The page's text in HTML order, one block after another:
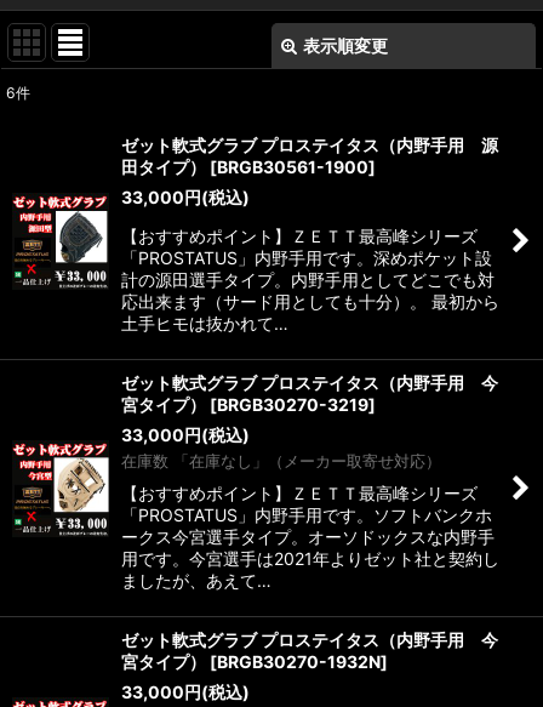
表示順変更
絞り込む
6件
ゼット軟式グラブ プロステイタス（内野手用 源
田タイプ）
[BRGB30561-1900]
33,000円(税込)
【おすすめポイント】ＺＥＴＴ最高峰シリーズ
「PROSTATUS」内野手用です。深めポケット設
計の源田選手タイプ。内野手用としてどこでも対
応出来ます（サード用としても十分）。 最初から
土手ヒモは抜かれて…
ゼット軟式グラブ プロステイタス（内野手用 今
宮タイプ）
[BRGB30270-3219]
33,000円(税込)
在庫数 「在庫なし」（メーカー取寄せ対応）
【おすすめポイント】ＺＥＴＴ最高峰シリーズ
「PROSTATUS」内野手用です。ソフトバンクホ
ークス今宮選手タイプ。オーソドックスな内野手
用です。今宮選手は2021年よりゼット社と契約し
ましたが、あえて…
ゼット軟式グラブ プロステイタス（内野手用 今
宮タイプ）
[BRGB30270-1932N]
33,000円(税込)